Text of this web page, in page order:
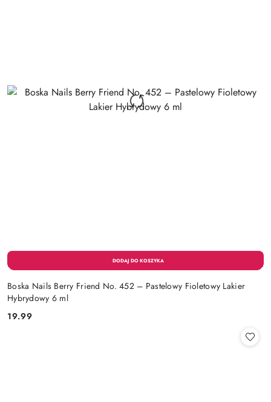
Boska Nails Berry Friend No. 452 – Pastelowy Fioletowy Lakier
Hybrydowy 6 ml
Cena:
19.99